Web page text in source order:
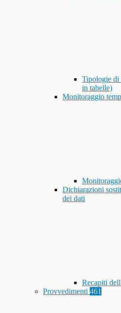
Tipologie di
in tabelle)
Monitoraggio
Dichiarazioni
dei dati
Recapiti
Provvedimenti 461